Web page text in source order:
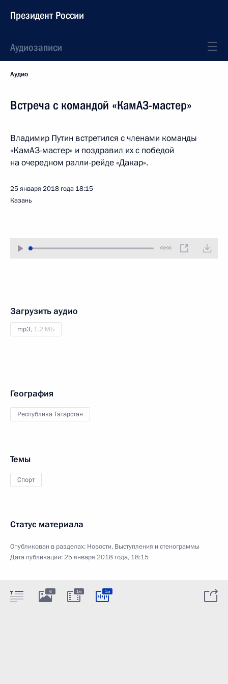
Президент России
Аудиозаписи
Аудио
Встреча с командой «КамАЗ-мастер»
Владимир Путин встретился с членами команды
«КамАЗ-мастер» и поздравил их с победой
на очередном ралли-рейде «Дакар».
25 января 2018 года 18:15
Казань
00:00
Загрузить аудио
mp3, 1.2 МБ
География
Республика Татарстан
Темы
Спорт
Статус материала
Опубликован в разделах: Новости, Выступления и стенограммы
Дата публикации:25 января 2018 года, 18:15
6 1м 1м